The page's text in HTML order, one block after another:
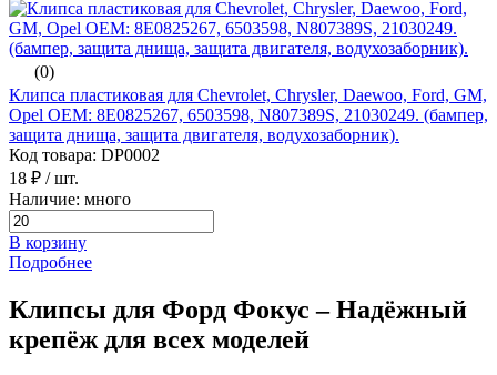
(0)
Клипса пластиковая для Chevrolet, Chrysler, Daewoo, Ford, GM,
Opel ОЕМ: 8E0825267, 6503598, N807389S, 21030249. (бампер,
защита днища, защита двигателя, водухозаборник).
Код товара: DP0002
18 ₽ / шт.
Наличие: много
В корзину
Подробнее
Клипсы для Форд Фокус – Надёжный
крепёж для всех моделей